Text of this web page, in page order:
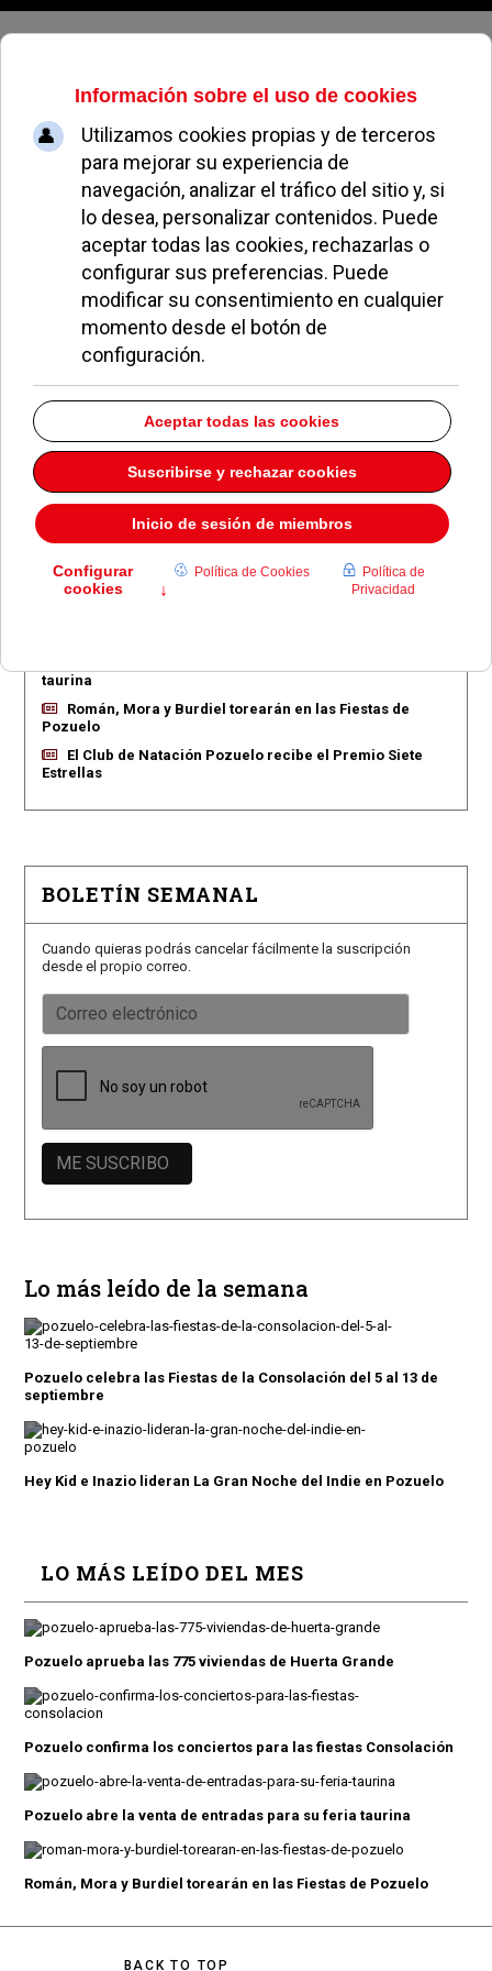
Sábado, 08 de agosto de 2026
Estanco
Dirección: C/ Barlovento 1 C.C. Zoco Pozuelo 208
Pozuelo de Alarcón
Madrid
28223
Teléfono: 917156144
Descargar la información como:
EN PORTADA
Pozuelo aprueba las 775 viviendas de Huerta Grande
taurina
Román, Mora y Burdiel torearán en las Fiestas de
Pozuelo
El Club de Natación Pozuelo recibe el Premio Siete
Estrellas
BOLETÍN SEMANAL
Cuando quieras podrás cancelar fácilmente la suscripción
desde el propio correo.
Lo más leído de la semana
Pozuelo celebra las Fiestas de la Consolación del 5 al 13 de
septiembre
Hey Kid e Inazio lideran La Gran Noche del Indie en Pozuelo
LO MÁS LEÍDO DEL MES
Pozuelo aprueba las 775 viviendas de Huerta Grande
Pozuelo confirma los conciertos para las fiestas Consolación
Pozuelo abre la venta de entradas para su feria taurina
Román, Mora y Burdiel torearán en las Fiestas de Pozuelo
BACK TO TOP